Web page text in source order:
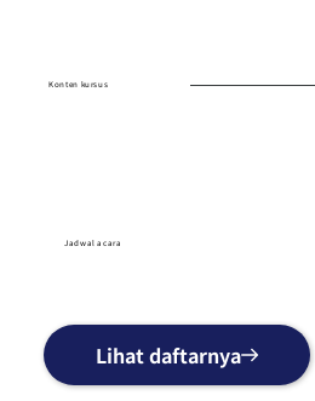
Konten kursus
Jadwal acara
Lihat daftarnya